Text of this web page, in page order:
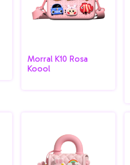
Morral K10 Rosa
Koool